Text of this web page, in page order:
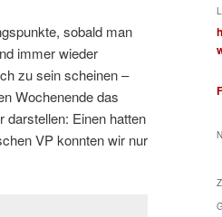
sobald man
immer wieder
zu sein scheinen –
Wochenende das
darstellen: Einen hatten
VP konnten wir nur